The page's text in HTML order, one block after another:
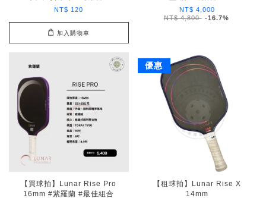
NT$ 120
加入購物車
NT$ 4,000
NT$ 4,800 -16.7%
【買球拍】Lunar Rise Pro
16mm #紫羅蘭 #最佳組合
優惠
【租球拍】Lunar Rise X
14mm